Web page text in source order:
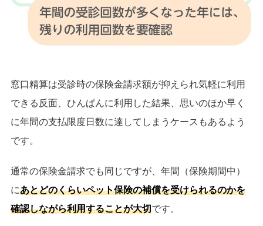
窓口精算は受診時の保険金請求額が抑えられ気軽に利用
できる反面、ひんぱんに利用した結果、思いのほか早く
に年間の支払限度日数に達してしまうケースもあるよう
です。
通常の保険金請求でも同じですが、年間（保険期間中）
にあとどのくらいペット保険の補償を受けられるのかを
確認しながら利用することが大切です。